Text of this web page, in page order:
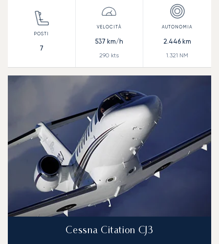
7
537 km/h
290 kts
2.446 km
1.321 NM
Cessna Citation CJ3